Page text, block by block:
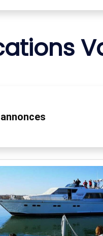
annonces